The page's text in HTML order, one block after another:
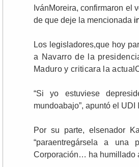
IvánMoreira, confirmaron el
de que deje la mencionada
Los legisladores,que hoy
a Navarro de la
Maduro y criticara la
“Si yo estuviese
mundoabajo”, apuntó el UDI
Por su parte, elsenador
“paraentregársela a
Corporación… ha humillado